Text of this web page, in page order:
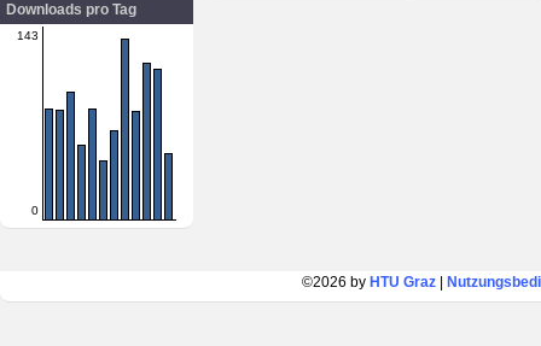
Downloads pro Tag
143
0
©2026 by HTU Graz|